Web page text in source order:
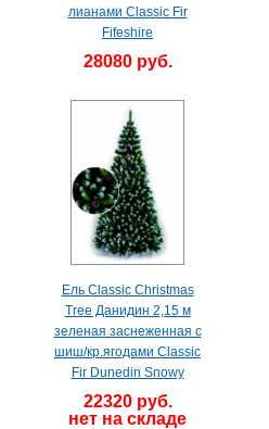
лианами Classic Fir
Fifeshire
28080 руб.
Ель Classic Christmas
Tree Данидин 2,15 м
зеленая заснеженная с
шиш/кр.ягодами Classic
Fir Dunedin Snowy
22320 руб.
нет на складе